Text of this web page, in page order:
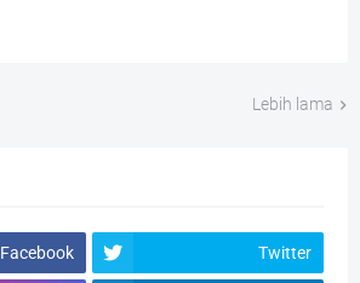
Lebih lama
Facebook Twitter